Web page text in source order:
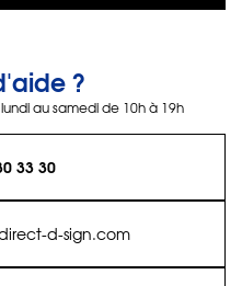
?
au samedi de 10h à 19h
33 30
d-sign.com